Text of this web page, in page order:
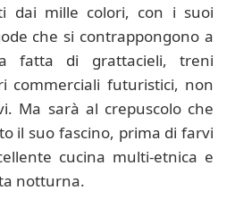
dai mille colori, con i suoi
che si contrappongono a
fatta di grattacieli, treni
commerciali futuristici, non
Ma sarà al crepuscolo che
il suo fascino, prima di farvi
cucina multi-etnica e
notturna.